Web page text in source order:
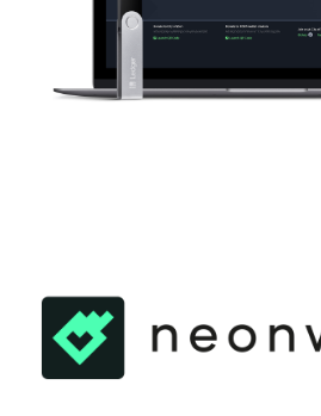
Soluciones de Recuperación
Ediciones limitadas